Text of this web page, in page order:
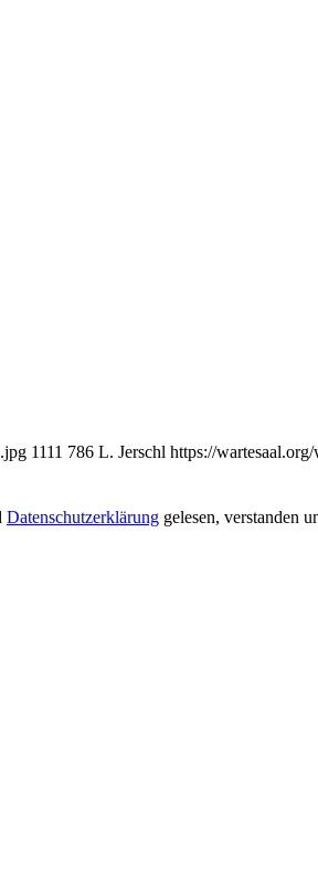
1111 786 L. Jerschl https://
Datenschutzerklärung gelesen, verstanden